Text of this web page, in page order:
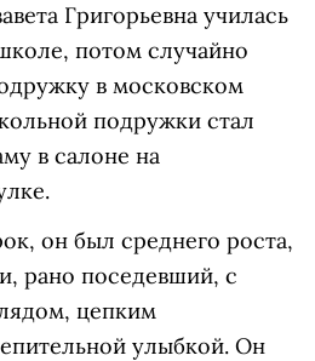
Григорьевна училась
потом случайно
в московском
подружки стал
в салоне на
он был среднего роста,
рано поседевший, с
цепким
улыбкой. Он